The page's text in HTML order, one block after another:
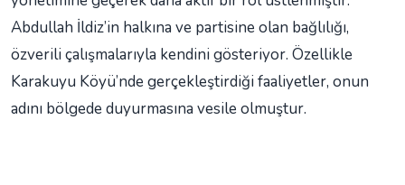
Abdullah İldiz’in halkına ve partisine olan bağlılığı,
özverili çalışmalarıyla kendini gösteriyor. Özellikle
Karakuyu Köyü’nde gerçekleştirdiği faaliyetler, onun
adını bölgede duyurmasına vesile olmuştur.